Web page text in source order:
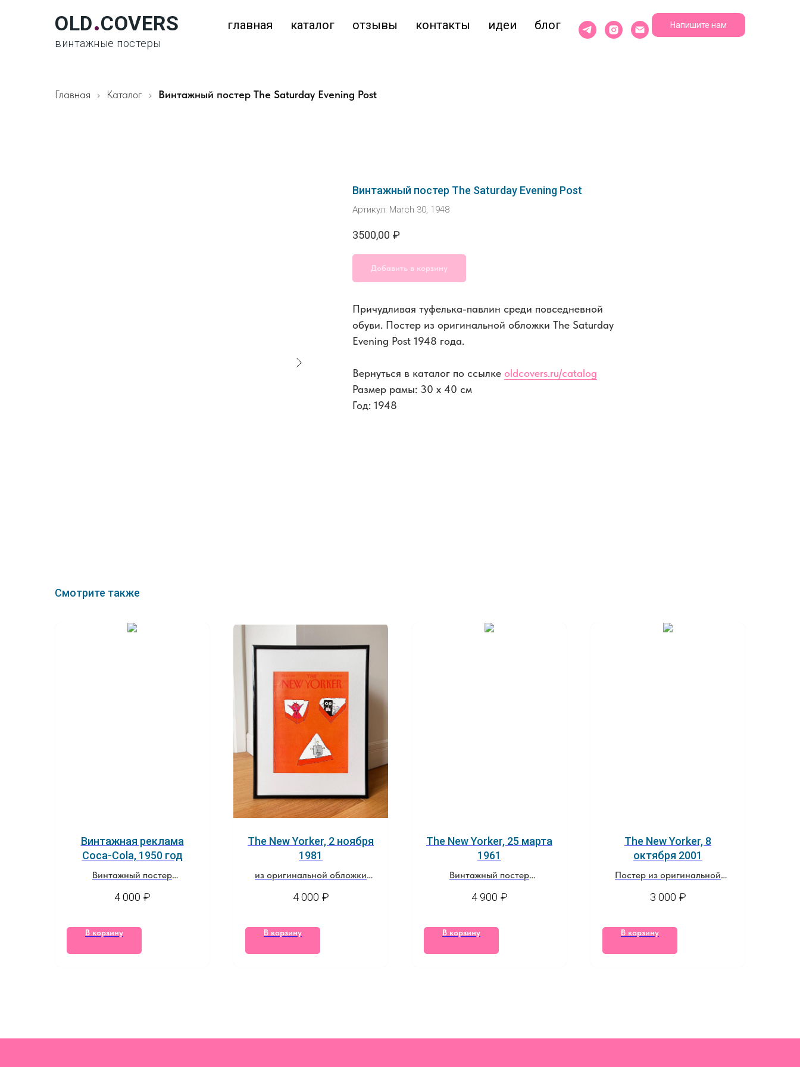
OLD.COVERS
винтажные постеры
главная каталог отзывы контакты идеи блог Напишите нам
Главная Каталог Винтажный постер The Saturday Evening Post
Винтажный постер The Saturday Evening Post
Артикул: March 30, 1948
3500,00 ₽
Добавить в корзину
Причудливая туфелька-павлин среди повседневной
обуви. Постер из оригинальной обложки The Saturday
Evening Post 1948 года.
Вернуться в каталог по ссылке oldcovers.ru/catalog
Размер рамы: 30 x 40 см
Год: 1948
Смотрите также
Винтажная реклама
Coca-Cola, 1950 год
Винтажный постер
журнала The New Yorker
4 000 ₽
В корзину
The New Yorker, 2 ноября
1981
из оригинальной обложки
4 000 ₽
В корзину
The New Yorker, 25 марта
1961
Винтажный постер
журнала
4 900 ₽
В корзину
The New Yorker, 8
октября 2001
Постер из оригинальной
3 000 ₽
В корзину